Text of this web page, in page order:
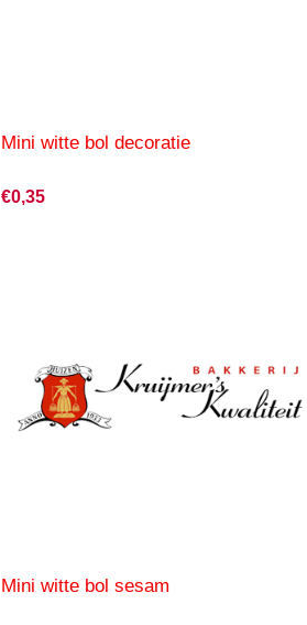
Mini witte bol decoratie
€0,35
Mini witte bol sesam